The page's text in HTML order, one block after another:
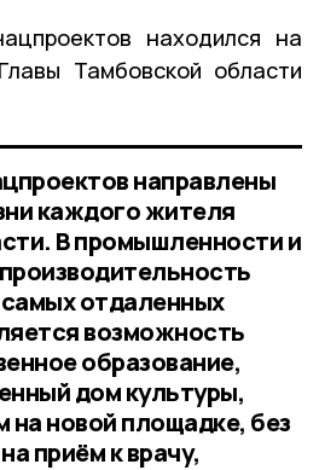
находился на
Тамбовской области
направлены
каждого жителя
В промышленности и
отдаленных
возможность
образование,
дом культуры,
на новой площадке, без
приём к врачу,